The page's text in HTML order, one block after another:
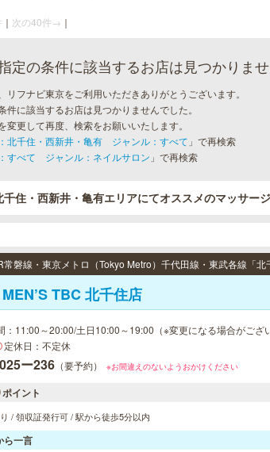
｜ 次の40件→ ｜
定の条件に該当するお店は見つかりませ
リフナビ東京をご利用いただきありがとうございます。
件に該当するお店は見つかりませんでした。
変更して再度、検索をお願いいたします。
北千住・西新井・亀有 ジャンル：すべて 」で再検索
すべて ジャンル：ネイルサロン 」で再検索
住・西新井・亀有エリアにてオススメのマッサー
常磐線・東京メトロ（Tokyo Metro）千代田線・東武各線「
MEN’S TBC 北千住店
：11:00～20:00/土日10:00～19:00（※変更になる場合がござ
定休日：不定休
ー236 （要予約） ※お間違えのないようおかけください
イント
/ 領収証発行可 / 駅から徒歩5分以内
ら一言